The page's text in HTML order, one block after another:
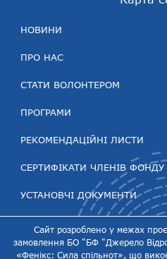
НОВИНИ
ПРО НАС
СТАТИ ВОЛОНТЕРОМ
ПРОГРАМИ
РЕКОМЕНДАЦІЙНІ ЛИСТИ
СЕРТИФІКАТИ ЧЛЕНІВ ФОНДУ
УСТАНОВЧІ ДОКУМЕНТИ
Сайт розроблено у межах
замовлення БО "БФ "Джерело
«Фенікс: Сила спільнот», що